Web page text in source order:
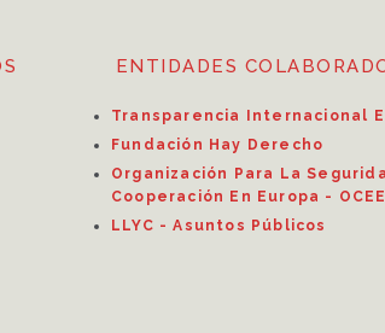
ENTIDADES
Transparencia Internacional
Fundación Hay Derecho
Organización Para La
Cooperación En Europa -
LLYC - Asuntos Públicos